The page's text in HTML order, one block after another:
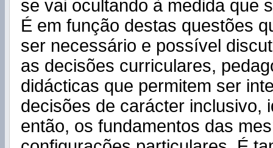
se vai ocultando à medida que
É em função destas questões
ser necessário e possível
as decisões curriculares,
didácticas que permitem ser
decisões de carácter inclusivo,
então, os fundamentos das